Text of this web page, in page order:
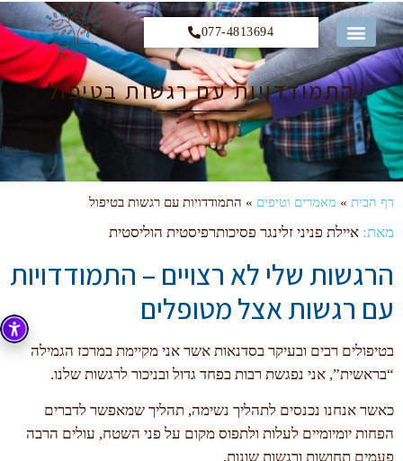
077-4813694
התמודדויות עם רגשות בטיפול
דף הבית » מאמרים וטיפים » התמודדויות עם רגשות בטיפול
מאת: איילת פניני זלינגר פסיכותרפיסטית הוליסטית
הרגשות שלי לא רצויים – התמודדויות
עם רגשות אצל מטופלים
בטיפולים רבים ובעיקר בסדנאות אשר אני מקיימת במרכז הגמילה
“בראשית”, אני נפגשת רבות בפחד גדול ובניכור לרגשות שלנו.
כאשר אנחנו נכנסים לתהליך נשימה, תהליך שמאפשר לדברים
הפחות יומיומיים לעלות ולתפוס מקום על פני השטח, עולים הרבה
פעמים תחושות ורגשות שונות,